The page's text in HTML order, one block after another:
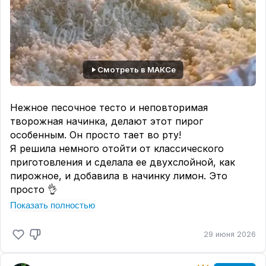
Смотреть в МАКСе
Нежное песочное тесто и неповторимая
творожная начинка, делают этот пирог
особенным. Он просто тает во рту!
Я решила немного отойти от классического
приготовления и сделала ее двухслойной, как
пирожное, и добавила в начинку лимон. Это
просто 👌
Автор 🎥@ketoparanoia
Ваши💕
Для основы: форма 16х16 см
Показать полностью
29 июня 2026